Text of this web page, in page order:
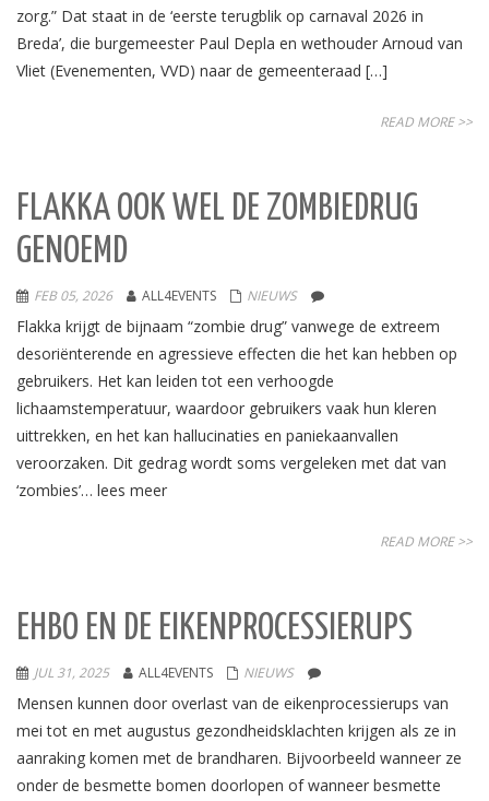
zorg.” Dat staat in de ‘eerste terugblik op carnaval 2026 in
Breda’, die burgemeester Paul Depla en wethouder Arnoud van
Vliet (Evenementen, VVD) naar de gemeenteraad […]
READ MORE >>
FLAKKA OOK WEL DE ZOMBIEDRUG
GENOEMD
FEB 05, 2026 ALL4EVENTS NIEUWS
Flakka krijgt de bijnaam “zombie drug” vanwege de extreem
desoriënterende en agressieve effecten die het kan hebben op
gebruikers. Het kan leiden tot een verhoogde
lichaamstemperatuur, waardoor gebruikers vaak hun kleren
uittrekken, en het kan hallucinaties en paniekaanvallen
veroorzaken. Dit gedrag wordt soms vergeleken met dat van
‘zombies’… lees meer
READ MORE >>
EHBO EN DE EIKENPROCESSIERUPS
JUL 31, 2025 ALL4EVENTS NIEUWS
Mensen kunnen door overlast van de eikenprocessierups van
mei tot en met augustus gezondheidsklachten krijgen als ze in
aanraking komen met de brandharen. Bijvoorbeeld wanneer ze
onder de besmette bomen doorlopen of wanneer besmette